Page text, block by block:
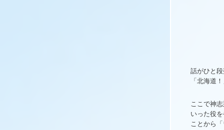
話がひと
「北海道
ここで神
いった役
ことから